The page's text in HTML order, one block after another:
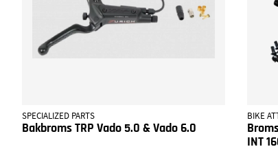
SPECIALIZED PARTS
Bakbroms TRP Vado 5.0 & Vado 6.0
BIKE
INT